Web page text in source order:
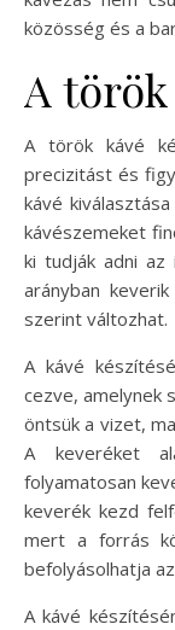
közösség és a
A török
A török kávé
precizitást és
kávé
kávészemeket
ki tudják adni az
arányban
szerint változhat.
A kávé
cezve, amelynek
öntsük a vizet,
A keveréket
folyamatosan
keverék kezd
mert a forrás
befolyásolhatja
A kávé